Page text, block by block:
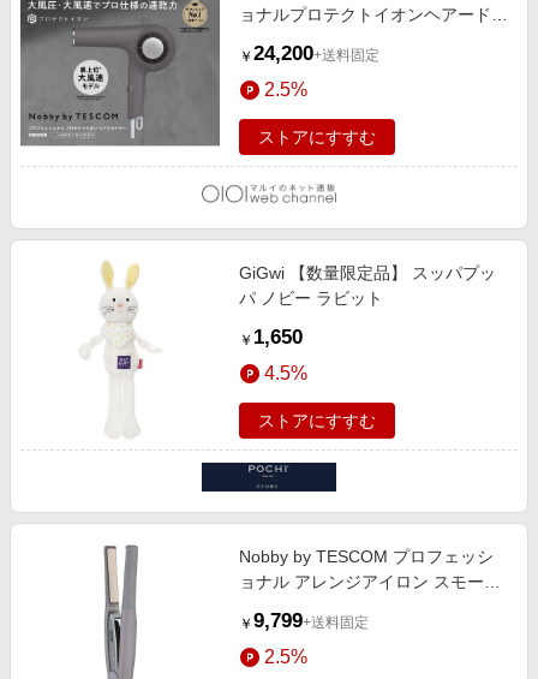
ョナルプロテクトイオンヘアードラ
ーグレー
￥ 24,200+送料固定
2.5%
ストアにすすむ
GiGwi 【数量限定品】 スッパプッ
パ ノビー ラビット
￥ 1,650
4.5%
ストアにすすむ
Nobby by TESCOM プロフェッシ
ョナル アレンジアイロン スモーキ
￥ 9,799+送料固定
2.5%